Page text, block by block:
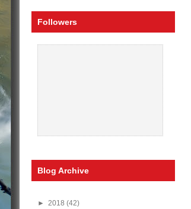
Followers
Blog Archive
►2018(42)